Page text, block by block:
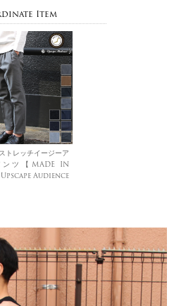
Item
トレッチイージーア
ツ【MADE IN
Upscape Audience